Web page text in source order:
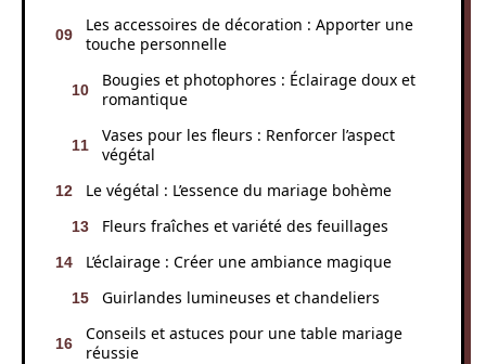
Les accessoires de décoration : Apporter une
touche personnelle
Bougies et photophores : Éclairage doux et
romantique
Vases pour les fleurs : Renforcer l’aspect
végétal
Le végétal : L’essence du mariage bohème
Fleurs fraîches et variété des feuillages
L’éclairage : Créer une ambiance magique
Guirlandes lumineuses et chandeliers
Conseils et astuces pour une table mariage
réussie